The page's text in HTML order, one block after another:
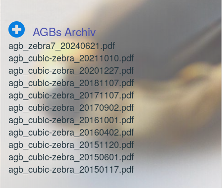
AGBs Archiv
agb_zebra7_20240621.pdf
agb_cubic-zebra_20211010.pdf
agb_cubic-zebra_20201227.pdf
agb_cubic-zebra_20181107.pdf
agb_cubic-zebra_20171107.pdf
agb_cubic-zebra_20170902.pdf
agb_cubic-zebra_20161001.pdf
agb_cubic-zebra_20160402.pdf
agb_cubic-zebra_20151120.pdf
agb_cubic-zebra_20150601.pdf
agb_cubic-zebra_20150117.pdf